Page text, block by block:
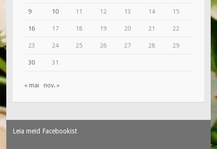
9 10 11 12 13 14 15
16 17 18 19 20 21 22
23 24 25 26 27 28 29
30 31
« mai nov. »
Leia meid Facebookist